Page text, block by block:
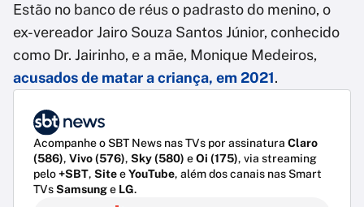
Estão no banco de réus o padrasto do menino, o
ex-vereador Jairo Souza Santos Júnior, conhecido
como Dr. Jairinho, e a mãe, Monique Medeiros,
acusados de matar a criança, em 2021.
Acompanhe o SBT News nas TVs por assinatura Claro
(586), Vivo (576), Sky (580) eOi (175), via streaming
pelo+SBT, SiteeYouTube, além dos canais nas Smart
TVsSamsunge LG.